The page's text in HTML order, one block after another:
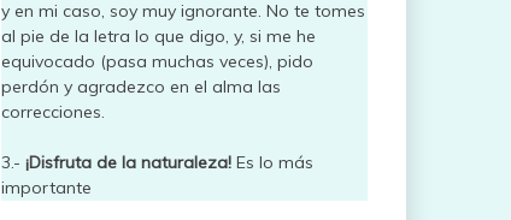
y en mi caso, soy muy ignorante. No te tomes
al pie de la letra lo que digo, y, si me he
equivocado (pasa muchas veces), pido
perdón y agradezco en el alma las
correcciones.
3.- ¡Disfruta de la naturaleza!Es lo más
importante